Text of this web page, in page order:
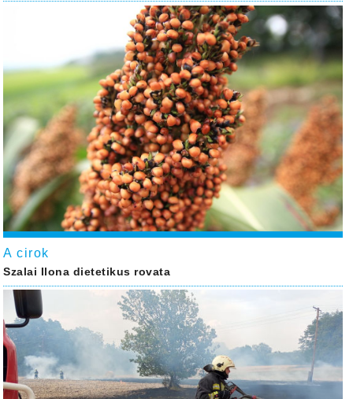
A cirok
Szalai Ilona dietetikus rovata